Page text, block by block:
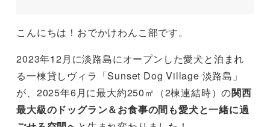
こんにちは！おでかけわんこ部です。
2023年12月に淡路島にオープンした愛犬と泊まれ
る一棟貸しヴィラ「Sunset Dog Village 淡路島」
が、2025年6月に最大約250㎡（2棟連結時）の関西
最大級のドッグラン＆お食事の間も愛犬と一緒に過